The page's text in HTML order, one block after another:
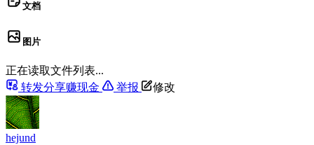
文档
图片
正在读取文件列表...
转发分享赚现金
举报 修改
hejund